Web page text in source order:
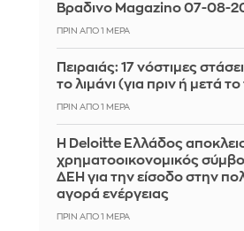
Βραδινο Magazino 07-08-
ΠΡΙΝ ΑΠΌ 1 ΜΈΡΑ
Πειραιάς: 17 νόστιμες
το λιμάνι (για πριν ή μετά το
ΠΡΙΝ ΑΠΌ 1 ΜΈΡΑ
Η Deloitte Ελλάδος
χρηματοοικονομικός
ΔΕΗ για την είσοδο στην
αγορά ενέργειας
ΠΡΙΝ ΑΠΌ 1 ΜΈΡΑ